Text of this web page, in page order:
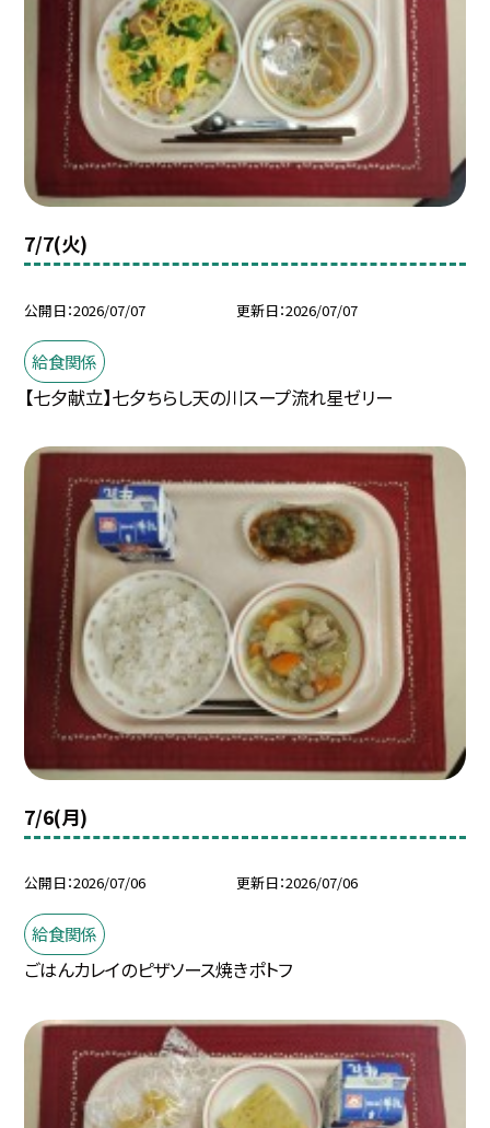
7/7(火)
公開日 2026/07/07 更新日 2026/07/07
給食関係
【七夕献立】七夕ちらし天の川スープ流れ星ゼリー
7/6(月)
公開日 2026/07/06 更新日 2026/07/06
給食関係
ごはんカレイのピザソース焼きポトフ